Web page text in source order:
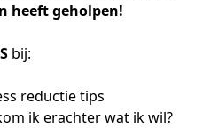
heeft geholpen!
bij:
reductie tips
ik erachter wat ik wil?